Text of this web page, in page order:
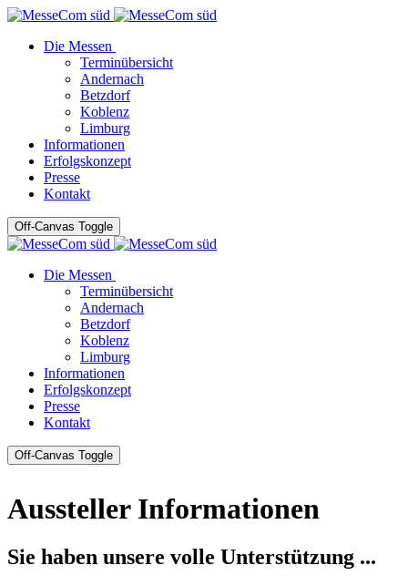
Die Messen
Terminübersicht
Andernach
Betzdorf
Koblenz
Limburg
Informationen
Erfolgskonzept
Presse
Kontakt
Off-Canvas Toggle
Die Messen
Terminübersicht
Andernach
Betzdorf
Koblenz
Limburg
Informationen
Erfolgskonzept
Presse
Kontakt
Off-Canvas Toggle
Aussteller Informationen
Sie haben unsere volle Unterstützung ...